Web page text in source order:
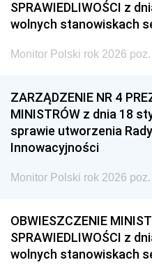
SPRAWIEDLIWOŚCI z
wolnych stanowiskach
Monitor Polski rok 2026
ZARZĄDZENIE NR 4
MINISTRÓW z dnia 18
sprawie utworzenia
Innowacyjności
Monitor Polski rok 2026
OBWIESZCZENIE
SPRAWIEDLIWOŚCI z
wolnych stanowiskach